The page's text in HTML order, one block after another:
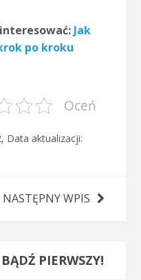
Jak
po kroku
Oceń
, Data aktualizacji:
NASTĘPNY WPIS
PIERWSZY!